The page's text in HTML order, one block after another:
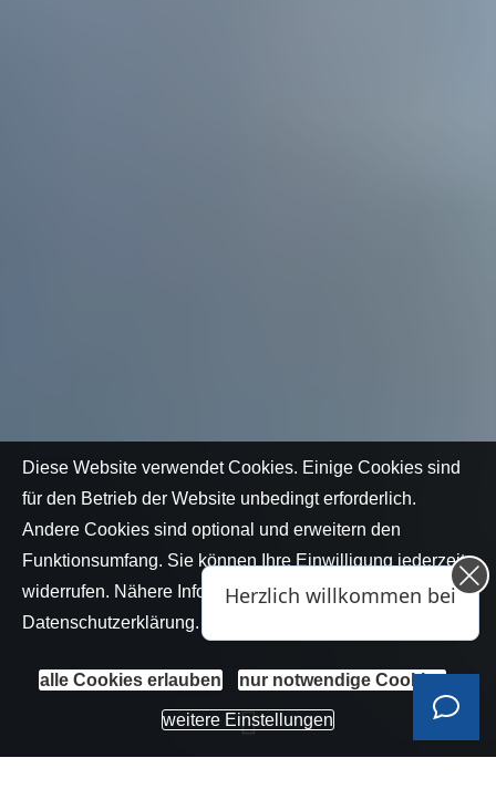
Diese Website verwendet Cookies. Einige Cookies sind
für den Betrieb der Website unbedingt erforderlich.
Andere Cookies sind optional und erweitern den
Funktionsumfang. Sie können Ihre Einwilligung jederzeit
widerrufen. Nähere Informationen finden Sie in der
Datenschutzerklärung.
alle Cookies erlauben nur notwendige Cookies
weitere Einstellungen
Herzlich willkommen bei Team Züfle!
👋
Teilen Sie uns einfach Ihr Anliegen mit
– wir sind nur eine Nachricht entfernt.